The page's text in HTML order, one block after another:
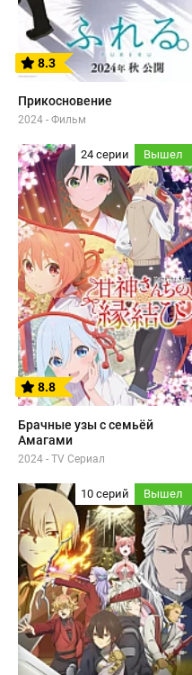
8.3
Прикосновение
2024 - Фильм
24 серии Вышел
8.8
Брачные узы с семьёй
Амагами
2024 - TV Сериал
10 серий Вышел